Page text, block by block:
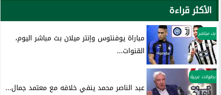
الأكثر قراءة
بث مباشر
مباراة يوفنتوس وإنتر ميلان بث مباشر اليوم،
القنوات...
بطولات عربية
عبد الناصر محمد ينفي خلافه مع معتمد جمال...